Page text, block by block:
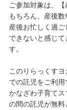
ご参加対象は、【
もちろん、産後
産後お忙しく過
できないと感じ
す。
このりらっくす
での託児をご利用
かなざわ子育て
の間の託児が無料